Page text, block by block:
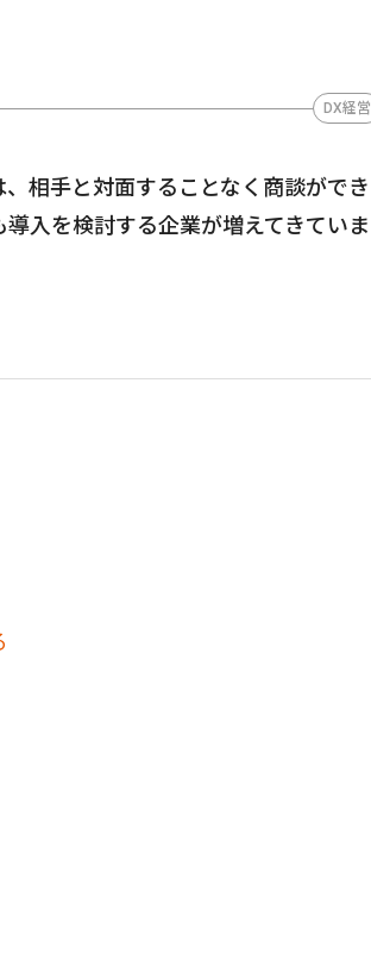
DX経営
相手と対面することなく商談ができ
入を検討する企業が増えてきていま